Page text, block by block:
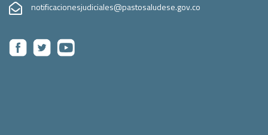
notificacionesjudiciales@pastosaludese.gov.co